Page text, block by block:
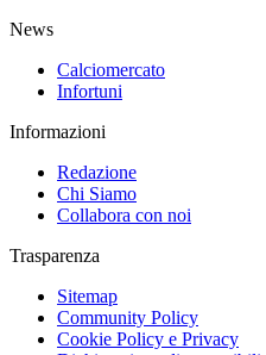
News
Calciomercato
Infortuni
Informazioni
Redazione
Chi Siamo
Collabora con noi
Trasparenza
Sitemap
Community Policy
Cookie Policy e Privacy